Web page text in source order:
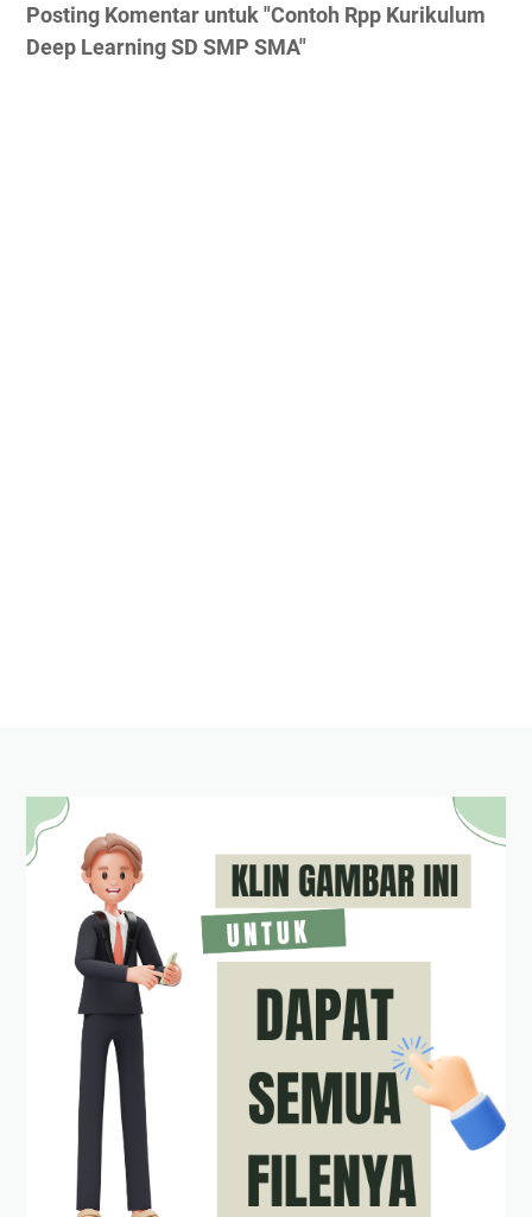
Posting Komentar untuk "Contoh Rpp Kurikulum
Deep Learning SD SMP SMA"